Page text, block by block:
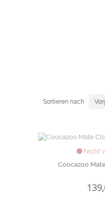
Sortieren nach
Nicht
Coocazoo